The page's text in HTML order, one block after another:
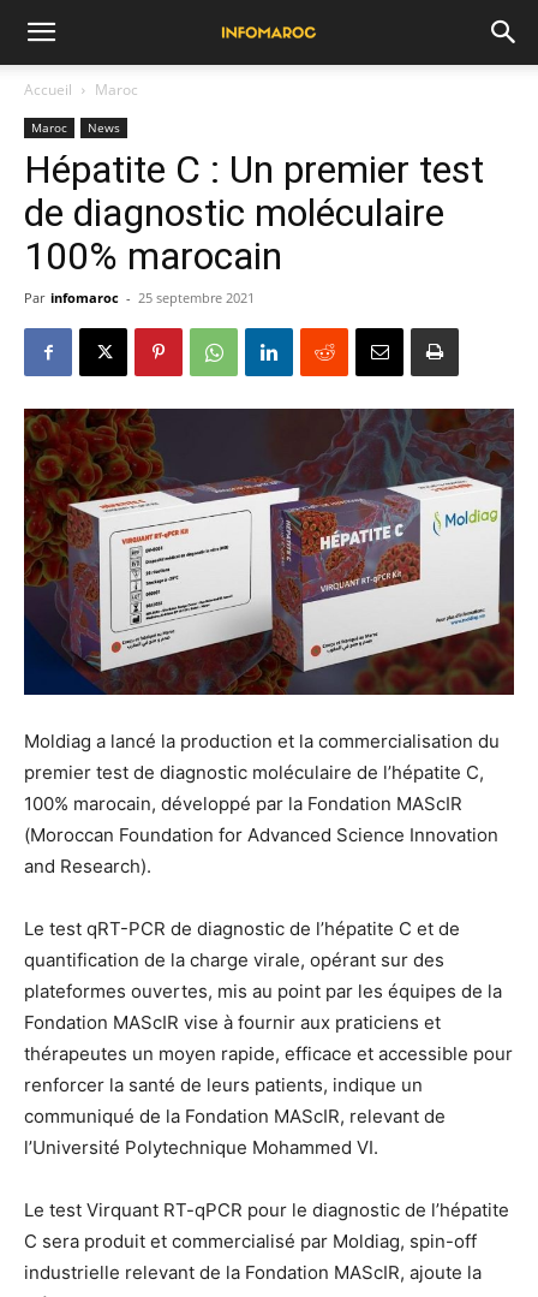
Accueil Maroc
Maroc News
Hépatite C : Un premier test
de diagnostic moléculaire
100% marocain
Par infomaroc - 25 septembre 2021
Moldiag a lancé la production et la commercialisation du
premier test de diagnostic moléculaire de l’hépatite C,
100% marocain, développé par la Fondation MAScIR
(Moroccan Foundation for Advanced Science Innovation
and Research).
Le test qRT-PCR de diagnostic de l’hépatite C et de
quantification de la charge virale, opérant sur des
plateformes ouvertes, mis au point par les équipes de la
Fondation MAScIR vise à fournir aux praticiens et
thérapeutes un moyen rapide, efficace et accessible pour
renforcer la santé de leurs patients, indique un
communiqué de la Fondation MAScIR, relevant de
l’Université Polytechnique Mohammed VI.
Le test Virquant RT-qPCR pour le diagnostic de l’hépatite
C sera produit et commercialisé par Moldiag, spin-off
industrielle relevant de la Fondation MAScIR, ajoute la